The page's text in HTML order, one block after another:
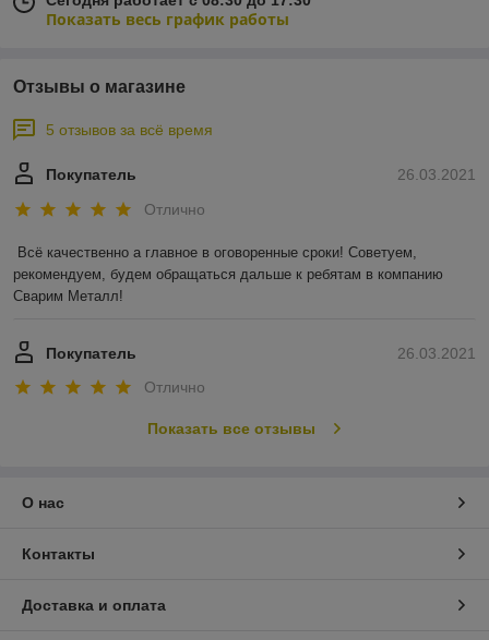
Показать весь график работы
Отзывы о магазине
5 отзывов за всё время
26.03.2021
Покупатель
Отлично
Всё качественно а главное в оговоренные сроки! Советуем,
рекомендуем, будем обращаться дальше к ребятам в компанию
Сварим Металл!
26.03.2021
Покупатель
Отлично
Показать все отзывы
О нас
Контакты
Доставка и оплата